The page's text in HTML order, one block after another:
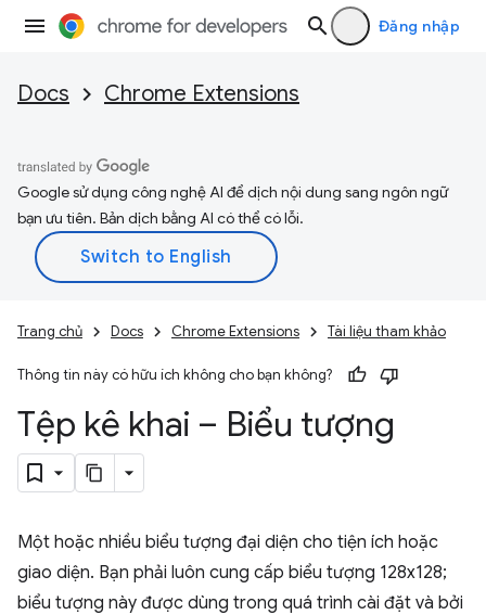
Đăng nhập
Docs Chrome Extensions
Google sử dụng công nghệ AI để dịch nội dung sang ngôn ngữ
bạn ưu tiên. Bản dịch bằng AI có thể có lỗi.
Trang chủ Docs Chrome Extensions Tài liệu tham khảo
Thông tin này có hữu ích không cho bạn không?
Tệp kê khai – Biểu tượng
Một hoặc nhiều biểu tượng đại diện cho tiện ích hoặc
giao diện. Bạn phải luôn cung cấp biểu tượng 128x128;
biểu tượng này được dùng trong quá trình cài đặt và bởi